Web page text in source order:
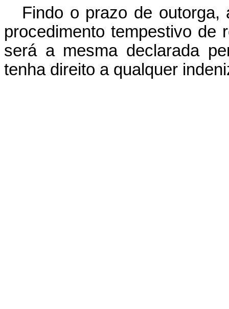
Findo o prazo de
procedimento tempestivo de
será a mesma declarada
tenha direito a qualquer